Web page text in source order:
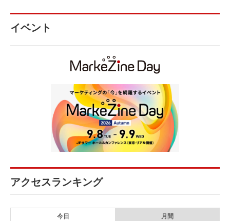
イベント
アクセスランキング
今日 月間